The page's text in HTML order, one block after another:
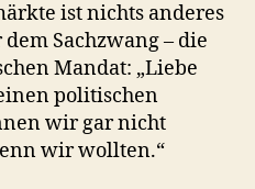
ist nichts anderes
Sachzwang – die
Mandat: „Liebe
politischen
wir gar nicht
wir wollten.“